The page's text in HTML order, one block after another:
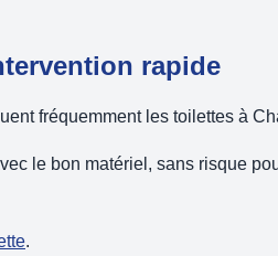
rapide
fréquemment les toilettes à
le bon matériel, sans risque
.